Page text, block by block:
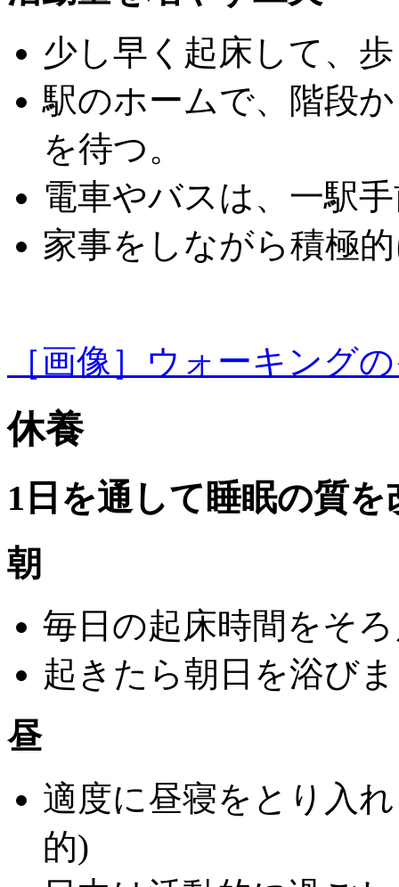
少し早く起床して、
駅のホームで、階段
を待つ。
電車やバスは、一駅
家事をしながら積極
［画像］ウォーキング
休養
1日を通して睡眠の質
朝
毎日の起床時間をそ
起きたら朝日を浴び
昼
適度に昼寝をとり入
的)